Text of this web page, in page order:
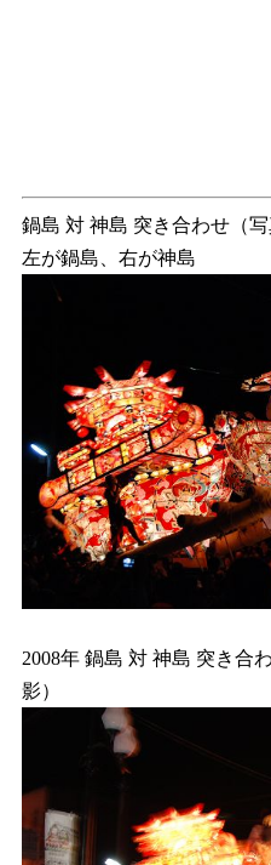
鍋島 対 神島 突き合わせ（写
左が鍋島、右が神島
2008年 鍋島 対 神島 突き合
影）